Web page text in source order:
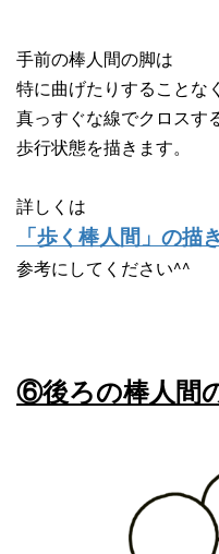
手前の棒人間の脚は
特に曲げたりすることなく
真っすぐな線でクロスす
歩行状態を描きます。
詳しくは
「歩く棒人間」の描
参考にしてください^^
⑥後ろの棒人間